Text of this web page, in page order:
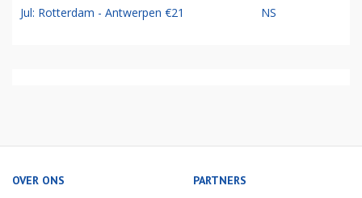
Jul: Rotterdam - Antwerpen €21 NS
OVER ONS PARTNERS